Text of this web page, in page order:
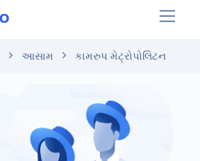
આસામ કામરુપ મેટ્રોપોલિટન